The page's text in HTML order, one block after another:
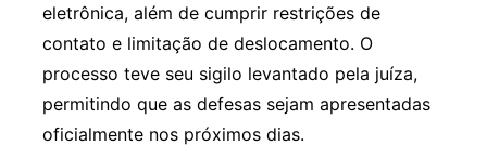
eletrônica, além de cumprir restrições de
contato e limitação de deslocamento. O
processo teve seu sigilo levantado pela juíza,
permitindo que as defesas sejam apresentadas
oficialmente nos próximos dias.